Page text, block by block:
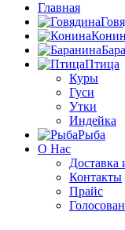
Главная
Птица
Куры
Гуси
Утки
Индейка
Рыба
О Нас
Доставка
Контакты
Прайс